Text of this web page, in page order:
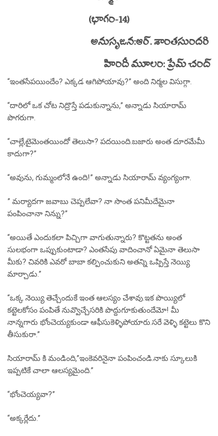
(భాగం-14)
అనుసృజన:ఆర్. శాంతసుందరి
హిందీ మూలం: ప్రేమ్ చంద్
“ఇంతసేపయిందేం? ఎక్కడ ఆగిపోయావు?” అంది నిర్మల విసుగ్గా.
“దారిలో ఒక చోట నిద్రొస్తే పడుకున్నాను,” అన్నాడు సియారామ్
పొగరుగా.
“చాల్లే,టైమెంతయిందో తెలుసా? పదయింది.బజారు అంత దూరమేమీ
కాదుగా?”
“అవును, గుమ్మంలోనే ఉంది!” అన్నాడు సియారామ్ వ్యంగ్యంగా.
” మర్యాదగా జవాబు చెప్పలేవా? నా సొంత పనిమీదేమైనా
పంపించానా నిన్ను?”
“అయితే ఎందుకలా పిచ్చిగా వాగుతున్నారు? కొట్టతను అంత
సులభంగా ఒప్పుకుంటాడా? ఎంతసేపు వాదించానో ఏమైనా తెలుసా
మీకు? చివరికి ఎవరో బాబా కల్పించుకుని అతన్ని ఒప్పిస్తే నెయ్యి
మార్చాడు.”
“ఒక్క నెయ్యి తెచ్చేందుకే ఇంత ఆలస్యం చేశావు.ఇక పొయ్యిలో
కట్టెలకోసం పంపితే నువ్వొచ్చేసరికి పొద్దుగూకుతుందేమో! మీ
నాన్నగారు భోంచెయ్యకుండా ఆఫీసుకెళ్ళిపోయారు.సరే వెళ్ళి కట్టెలు కొని
తీసుకురా.”
సియారామ్ కి మండింది,”ఇంకెవరినైనా పంపించండి.నాకు స్కూలుకి
ఇప్పటికే చాలా ఆలస్యమైంది.”
“భోంచెయ్యవా?”
“అక్కర్లేదు.”